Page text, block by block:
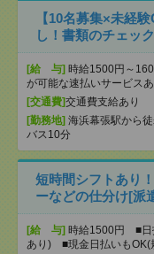
【10名募集×未経
し！書類のチェッ
[給 与] 時給1500円～
が可能な速払いサービスあ
[交通費]交通費支給あり
[勤務地] 海浜幕張駅から
バス10分
短時間シフトあり
ーなどの仕分け[派
[給 与] 時給1500円 ■日
あり) ■現金日払いもOK(